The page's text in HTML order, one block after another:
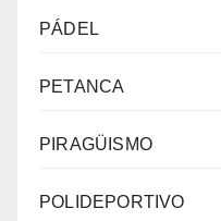
PÁDEL
PETANCA
PIRAGÜISMO
POLIDEPORTIVO